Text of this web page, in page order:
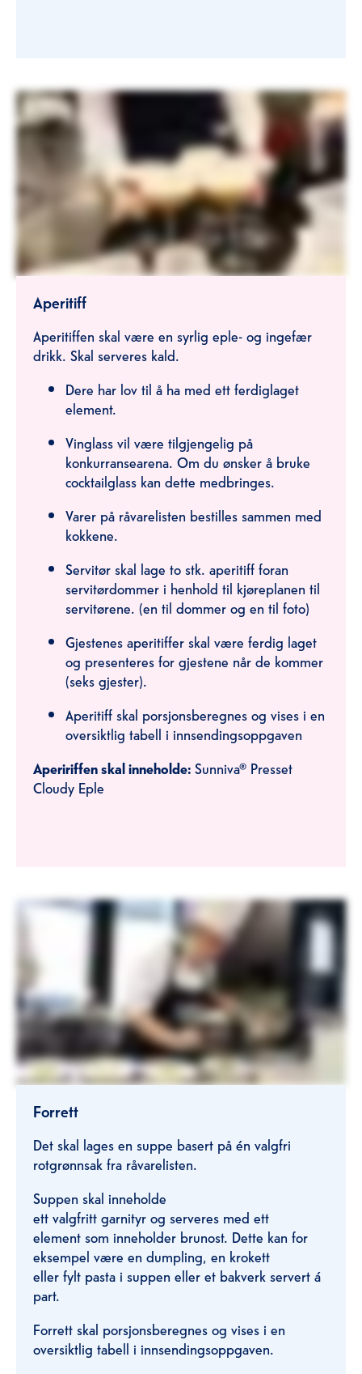
Aperitiff
Aperitiffen skal være en syrlig eple- og ingefær
drikk. Skal serveres kald.
Dere har lov til å ha med ett ferdiglaget
element.
Vinglass vil være tilgjengelig på
konkurransearena. Om du ønsker å bruke
cocktailglass kan dette medbringes.
Varer på råvarelisten bestilles sammen med
kokkene.
Servitør skal lage to stk. aperitiff foran
servitørdommer i henhold til kjøreplanen til
servitørene. (en til dommer og en til foto)
Gjestenes aperitiffer skal være ferdig laget
og presenteres for gjestene når de kommer
(seks gjester).
Aperitiff skal porsjonsberegnes og vises i en
oversiktlig tabell i innsendingsoppgaven
Apeririffen skal inneholde: Sunniva® Presset
Cloudy Eple
Forrett
Det skal lages en suppe basert på én valgfri
rotgrønnsak fra råvarelisten.
Suppen skal inneholde
ett valgfritt garnityr og serveres med ett
element som inneholder brunost. Dette kan for
eksempel være en dumpling, en krokett
eller fylt pasta i suppen eller et bakverk servert á
part.
Forrett skal porsjonsberegnes og vises i en
oversiktlig tabell i innsendingsoppgaven.